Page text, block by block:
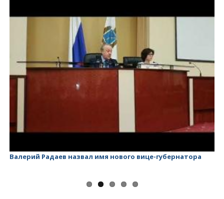
Валерий Радаев назвал имя нового вице-губернатора